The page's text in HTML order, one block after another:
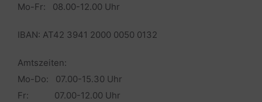
Mo-Fr: 08.00-12.00 Uhr
IBAN: AT42 3941 2000 0050 0132
Amtszeiten:
Mo-Do: 07.00-15.30 Uhr
Fr: 07.00-12.00 Uhr